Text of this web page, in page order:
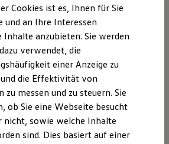
Produktion und Logistik,
Cookies ist es, Ihnen für Sie
und an Ihre Interessen
Inhalte anzubieten. Sie werden
verwendet, die
einer Anzeige zu
und die Effektivität von
zu messen und zu steuern. Sie
ob Sie eine Webseite besucht
nicht, sowie welche Inhalte
sind. Dies basiert auf einer